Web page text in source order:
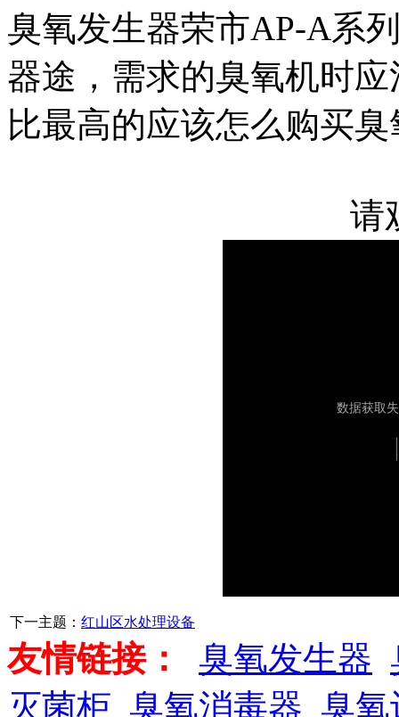
臭氧发生器荣市AP-A系
器途， 需求的臭氧机时
比最高的应该怎么购买
请
下一主题： 红山区水处理设备
友情链接： 臭氧发生器
灭菌柜 臭氧消毒器 臭